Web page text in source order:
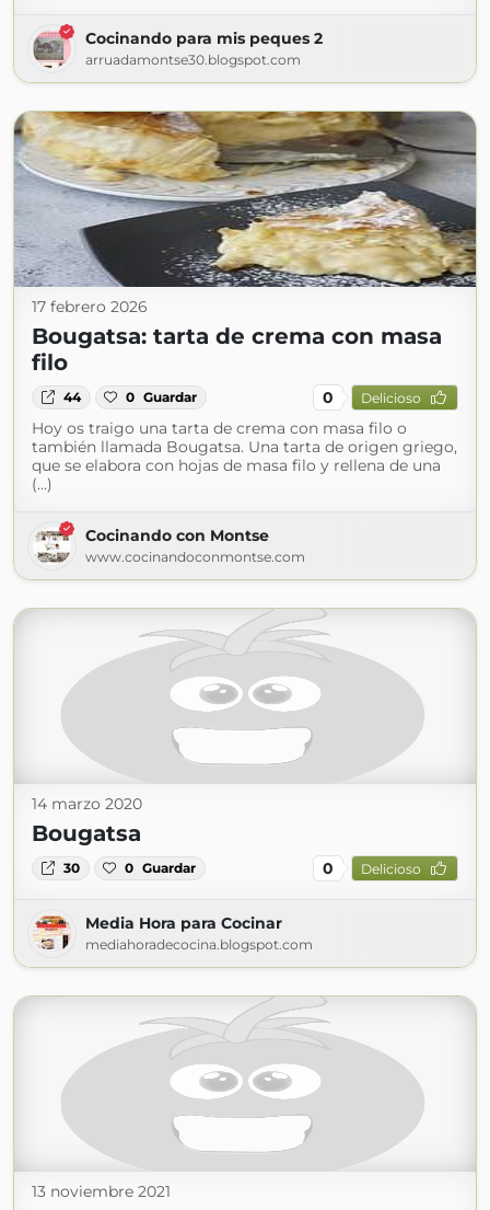
Cocinando para mis peques 2
arruadamontse30.blogspot.com
17 febrero 2026
Bougatsa: tarta de crema con masa
filo
44 0 Guardar 0 Delicioso
Hoy os traigo una tarta de crema con masa filo o
también llamada Bougatsa. Una tarta de origen griego,
que se elabora con hojas de masa filo y rellena de una
(...)
Cocinando con Montse
www.cocinandoconmontse.com
14 marzo 2020
Bougatsa
30 0 Guardar 0 Delicioso
Media Hora para Cocinar
mediahoradecocina.blogspot.com
13 noviembre 2021